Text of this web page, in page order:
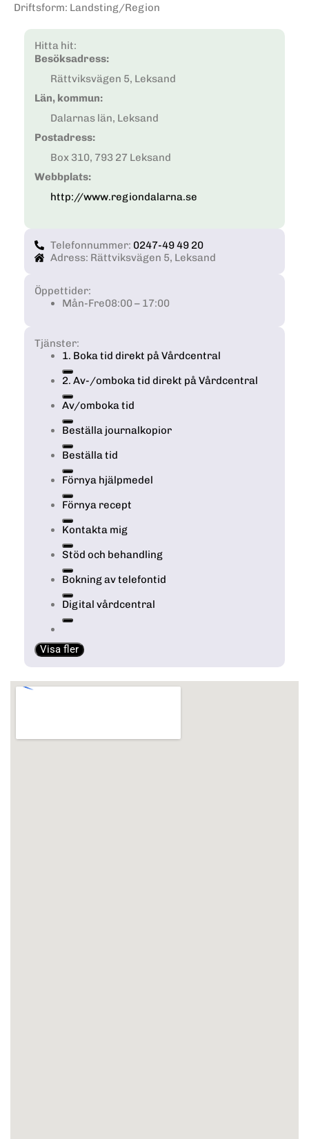
Driftsform: Landsting/Region
Hitta hit:
Besöksadress:
Rättviksvägen 5, Leksand
Län, kommun:
Dalarnas län, Leksand
Postadress:
Box 310, 793 27 Leksand
Webbplats:
http://www.regiondalarna.se
Telefonnummer: 0247-49 49 20
Adress: Rättviksvägen 5, Leksand
Öppettider:
Mån-Fre08:00 – 17:00
Tjänster:
1. Boka tid direkt på Vårdcentral
2. Av-/omboka tid direkt på Vårdcentral
Av/omboka tid
Beställa journalkopior
Beställa tid
Förnya hjälpmedel
Förnya recept
Kontakta mig
Stöd och behandling
Bokning av telefontid
Digital vårdcentral
Visa fler